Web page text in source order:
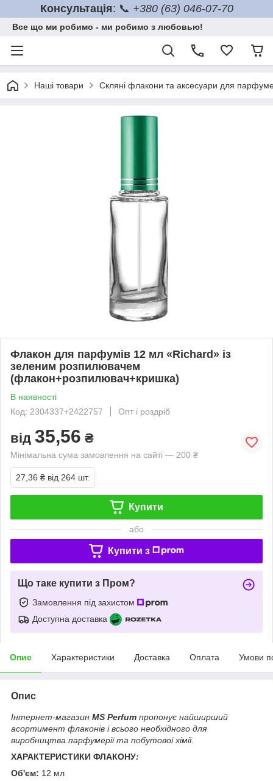
Консультація: 📞 +380 (63) 046-07-70
Все що ми робимо - ми робимо з любовью!
Наші товари Скляні флакони та аксесуари для
Флакон для парфумів 12 мл «Richard» із
зеленим розпилювачем
(флакон+розпилювач+кришка)
В наявності
Код: 2304337+2422757
Опт і роздріб
від 35,56 ₴
Мінімальна сума замовлення на сайті — 200 ₴
27,36 ₴ від 264 шт.
Купити
або
Купити з
Що таке купити з Пром?
Замовлення під захистом
Доступна доставка
Опис Характеристики Доставка Оплата Умови
Опис
Інтернет-магазин MS Perfum пропонує найширший
асортимент флаконів і всього необхідного для
виробництва парфумерії та побутової хімії.
ХАРАКТЕРИСТИКИ ФЛАКОНУ:
Об'єм: 12 мл